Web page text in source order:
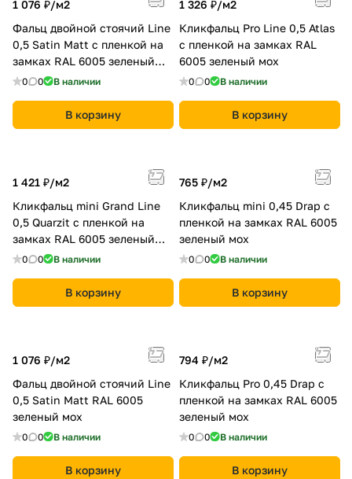
1 076 ₽/м2
Фальц двойной стоячий Line
0,5 Satin Мatt с пленкой на
замках RAL 6005 зеленый
мох
0 0 В наличии
В корзину
1 326 ₽/м2
Кликфальц Pro Line 0,5 Atlas
с пленкой на замках RAL
6005 зеленый мох
0 0 В наличии
В корзину
1 421 ₽/м2
Кликфальц mini Grand Line
0,5 Quarzit с пленкой на
замках RAL 6005 зеленый
мох
0 0 В наличии
В корзину
765 ₽/м2
Кликфальц mini 0,45 Drap с
пленкой на замках RAL 6005
зеленый мох
0 0 В наличии
В корзину
1 076 ₽/м2
Фальц двойной стоячий Line
0,5 Satin Мatt RAL 6005
зеленый мох
0 0 В наличии
В корзину
794 ₽/м2
Кликфальц Pro 0,45 Drap с
пленкой на замках RAL 6005
зеленый мох
0 0 В наличии
В корзину